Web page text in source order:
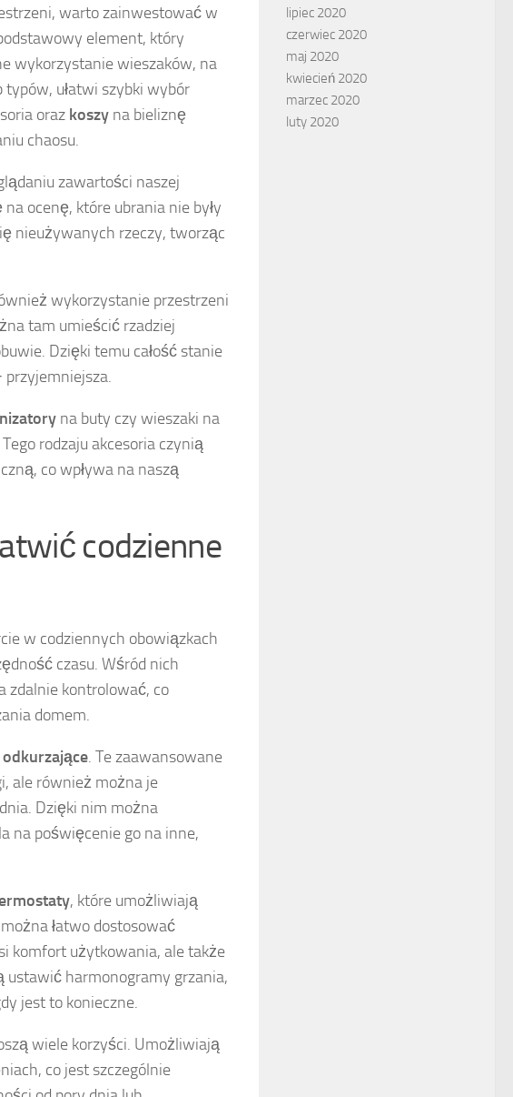
warto zainwestować w
element, który
wykorzystanie wieszaków, na
typów, ułatwi szybki wybór
oraz koszy na bieliznę
chaosu.
zawartości naszej
ocenę, które ubrania nie były
nieużywanych rzeczy, tworząc
wykorzystanie przestrzeni
tam umieścić rzadziej
Dzięki temu całość stanie
przyjemniejsza.
na buty czy wieszaki na
rodzaju akcesoria czynią
co wpływa na naszą
codzienne
w codziennych obowiązkach
czasu. Wśród nich
zdalnie kontrolować, co
domem.
. Te zaawansowane
ale również można je
Dzięki nim można
na poświęcenie go na inne,
, które umożliwiają
łatwo dostosować
komfort użytkowania, ale także
ustawić harmonogramy grzania,
jest to konieczne.
wiele korzyści. Umożliwiają
co jest szczególnie
lipiec 2020
czerwiec 2020
maj 2020
kwiecień 2020
marzec 2020
luty 2020